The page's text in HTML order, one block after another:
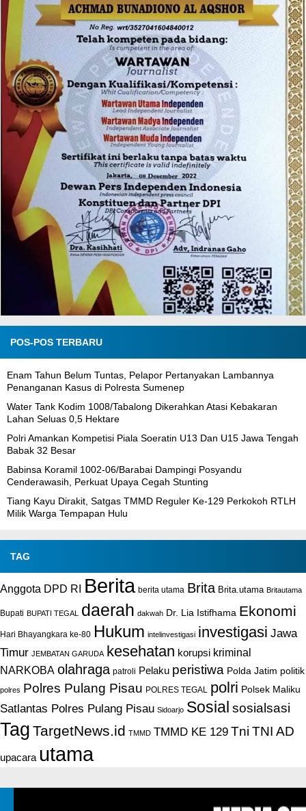
POS-POS TERBARU
Enam Tahun Belum Tuntas, Pelapor Pertanyakan Lambannya
Penanganan Kasus di Polresta Sumenep
Water Tank Kodim 1008/Tabalong Dikerahkan Atasi Kebakaran
Lahan Seluas 0,5 Hektare
Polri Amankan Kompetisi Piala Soeratin U13 Dan U15 Jawa Tengah
Babak 32 Besar
Babinsa Koramil 1002-06/Barabai Dampingi Posyandu
Cenderawasih, Perkuat Upaya Cegah Stunting
Tiang Kayu Dirakit, Satgas TMMD Reguler Ke-129 Perkokoh RTLH
Milik Warga Tempapan Hulu
TAG
Anggota DPD RI Berita berita utama Brita Brita.utama Britautama
Bupati BUPATI TEGAL daerah dakwah Dr. Lia Istifhama Ekonomi
Hari Bhayangkara ke-80 Hukum intelinvestigasi investigasi Jawa
Timur JEMBATAN GARUDA kesehatan korupsi kriminal
NARKOBA olahraga patroli Pelaku peristiwa Polda Jatim politik
polres Polres Pulang Pisau POLRES TEGAL polri Polsek Maliku
Satlantas Polres Pulang Pisau Sidoarjo Sosial sosialsasi
Tag TargetNews.id TMMD TMMD KE 129 Tni TNI AD
upacara utama